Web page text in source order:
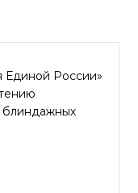
Единой России»
блиндажных